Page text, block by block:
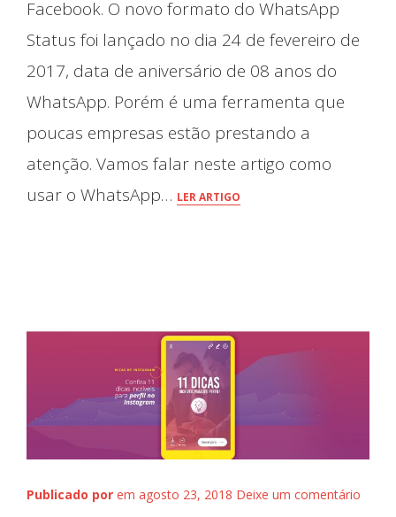
Facebook. O novo formato do WhatsApp
Status foi lançado no dia 24 de fevereiro de
2017, data de aniversário de 08 anos do
WhatsApp. Porém é uma ferramenta que
poucas empresas estão prestando a
atenção. Vamos falar neste artigo como
usar o WhatsApp… LER ARTIGO
Publicado por em agosto 23, 2018 Deixe um comentário